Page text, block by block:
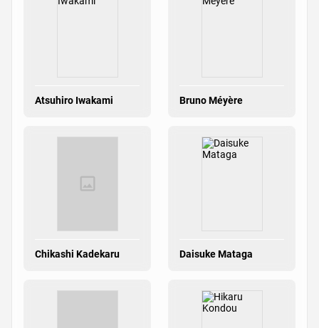
Atsuhiro Iwakami Bruno Méyère
Chikashi Kadekaru Daisuke Mataga